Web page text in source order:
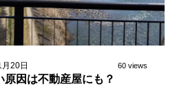
20日 60 views
原因は不動産屋にも？